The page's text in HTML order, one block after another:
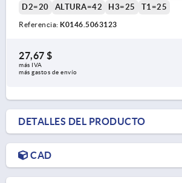
D2=20
ALTURA=42 H3=25 T1=25
Referencia: K0146.5063123
27,67 $
más IVA
más gastos de envío
DETALLES DEL PRODUCTO
CAD